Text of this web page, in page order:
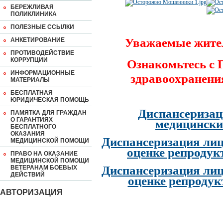
БЕРЕЖЛИВАЯ
ПОЛИКЛИНИКА
ПОЛЕЗНЫЕ ССЫЛКИ
АНКЕТИРОВАНИЕ
ПРОТИВОДЕЙСТВИЕ
КОРРУПЦИИ
ИНФОРМАЦИОННЫЕ
МАТЕРИАЛЫ
БЕСПЛАТНАЯ
ЮРИДИЧЕСКАЯ ПОМОЩЬ
ПАМЯТКА ДЛЯ ГРАЖДАН
О ГАРАНТИЯХ
БЕСПЛАТНОГО
ОКАЗАНИЯ
МЕДИЦИНСКОЙ ПОМОЩИ
ПРАВО НА ОКАЗАНИЕ
МЕДИЦИНСКОЙ ПОМОЩИ
ВЕТЕРАНАМ БОЕВЫХ
ДЕЙСТВИЙ
АВТОРИЗАЦИЯ
Уважаемые
Ознакомьтесь
Диспансеризация
оценке
Диспансеризация
оценке